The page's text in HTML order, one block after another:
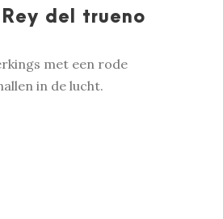
del trueno
met een rode
in de lucht.